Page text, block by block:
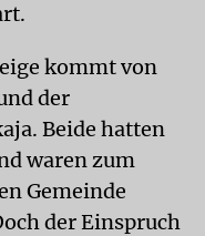
kommt von
der
Beide hatten
waren zum
Gemeinde
der Einspruch